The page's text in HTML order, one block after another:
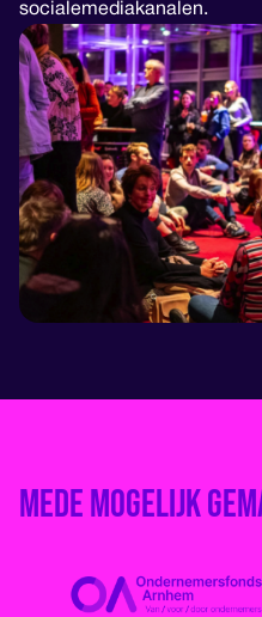
socialemediakanalen.
mede mogelijk